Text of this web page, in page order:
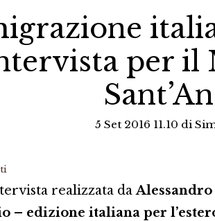
per il
5 Set 2016 11.10 di
realizzata da
– edizione italiana per